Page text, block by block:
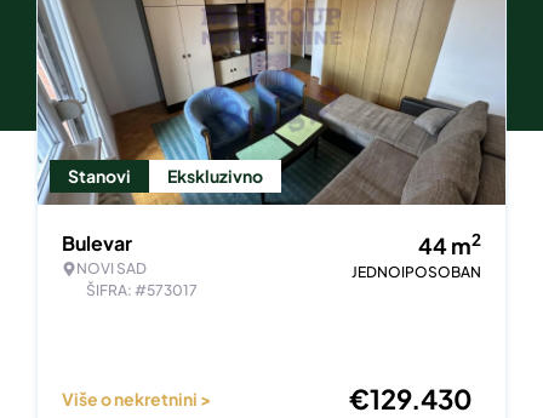
Stanovi Ekskluzivno
Bulevar
NOVI SAD
ŠIFRA: #573017
44m2
JEDNOIPOSOBAN
Više o nekretnini > €129.430